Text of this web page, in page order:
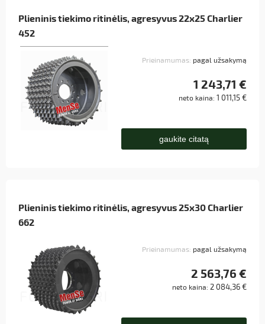
Plieninis tiekimo ritinėlis, agresyvus 22x25 Charlier
452
Prieinamumas: pagal užsakymą
1 243,71 €
neto kaina: 1 011,15 €
gaukite citatą
Plieninis tiekimo ritinėlis, agresyvus 25x30 Charlier
662
Prieinamumas: pagal užsakymą
2 563,76 €
neto kaina: 2 084,36 €